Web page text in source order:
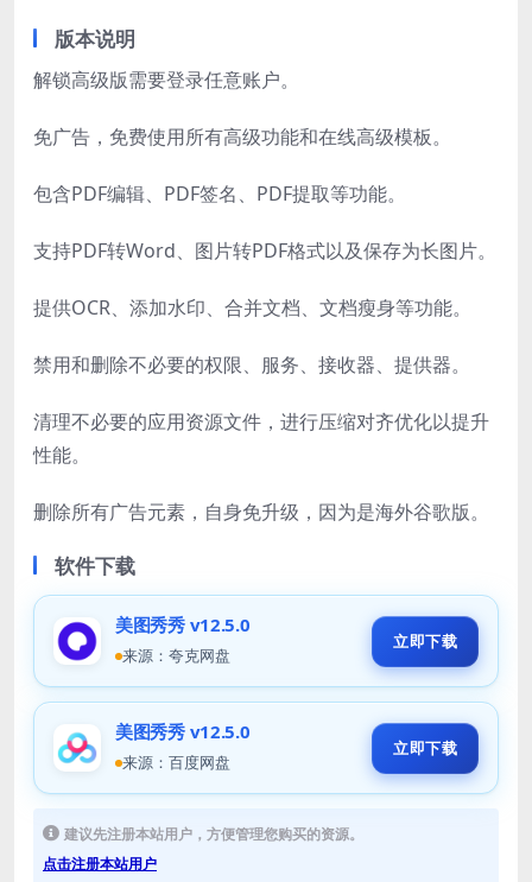
版本说明
解锁高级版需要登录任意账户。
免广告，免费使用所有高级功能和在线高级模板。
包含PDF编辑、PDF签名、PDF提取等功能。
支持PDF转Word、图片转PDF格式以及保存为长图片。
提供OCR、添加水印、合并文档、文档瘦身等功能。
禁用和删除不必要的权限、服务、接收器、提供器。
清理不必要的应用资源文件，进行压缩对齐优化以提升
性能。
删除所有广告元素，自身免升级，因为是海外谷歌版。
软件下载
美图秀秀 v12.5.0
来源：夸克网盘
立即下载
美图秀秀 v12.5.0
来源：百度网盘
立即下载
建议先注册本站用户，方便管理您购买的资源。
点击注册本站用户